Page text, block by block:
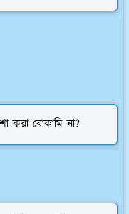
করা বোকামি না?